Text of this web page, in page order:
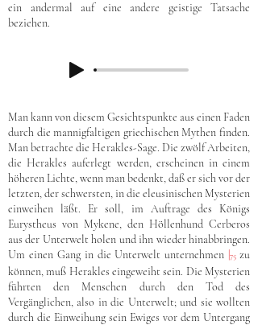
ein andermal auf eine andere geistige Tatsache
beziehen.
Man kann von diesem Gesichtspunkte aus einen Faden
durch die mannigfaltigen griechischen Mythen finden.
Man betrachte die Herakles-Sage. Die zwölf Arbeiten,
die Herakles auferlegt werden, erscheinen in einem
höheren Lichte, wenn man bedenkt, daß er sich vor der
letzten, der schwersten, in die eleusinischen Mysterien
einweihen läßt. Er soll, im Auftrage des Königs
Eurystheus von Mykene, den Höllenhund Cerberos
aus der Unterwelt holen und ihn wieder hinabbringen.
Um einen Gang in die Unterwelt unternehmen |75 zu
können, muß Herakles eingeweiht sein. Die Mysterien
führten den Menschen durch den Tod des
Vergänglichen, also in die Unterwelt; und sie wollten
durch die Einweihung sein Ewiges vor dem Untergang